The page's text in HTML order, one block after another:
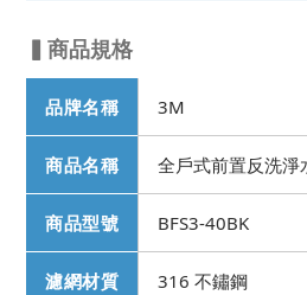
▍商品規格
品牌名稱 3M
商品名稱 全戶式前置反洗淨
商品型號 BFS3-40BK
濾網材質 316 不鏽鋼